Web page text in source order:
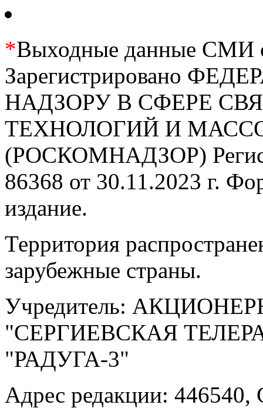
*Выходные данные СМИ
Зарегистрировано
НАДЗОРУ В СФЕРЕ
ТЕХНОЛОГИЙ И
(РОСКОМНАДЗОР)
86368 от 30.11.2023 г.
издание.
Территория
зарубежные страны.
Учредитель:
"СЕРГИЕВСКАЯ
"РАДУГА-3"
Адрес редакции: 446540,